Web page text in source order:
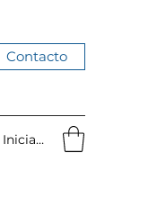
Contacto
Iniciar sesión